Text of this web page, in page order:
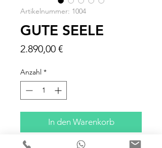
Artikelnummer: 1004
GUTE SEELE
2.890,00 €Preis
Anzahl *
In den Warenkorb